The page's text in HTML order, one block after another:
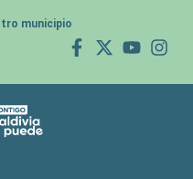
municipio